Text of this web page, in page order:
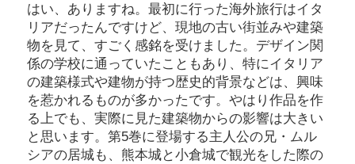
はい、ありますね。最初に行った海外旅行はイタ
リアだったんですけど、現地の古い街並みや建築
物を見て、すごく感銘を受けました。デザイン関
係の学校に通っていたこともあり、特にイタリア
の建築様式や建物が持つ歴史的背景などは、興味
を惹かれるものが多かったです。やはり作品を作
る上でも、実際に見た建築物からの影響は大きい
と思います。第5巻に登場する主人公の兄・ムル
シアの居城も、熊本城と小倉城で観光をした際の